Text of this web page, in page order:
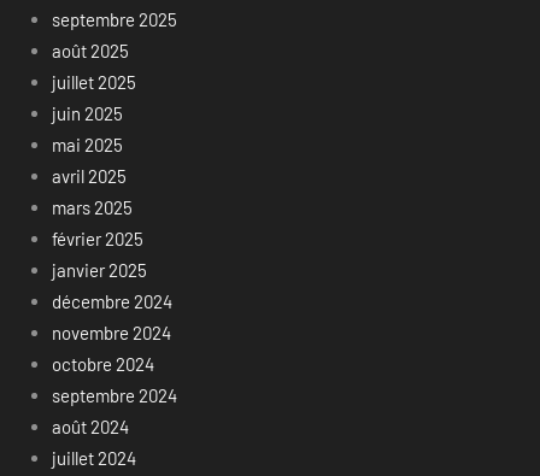
septembre 2025
août 2025
juillet 2025
juin 2025
mai 2025
avril 2025
mars 2025
février 2025
janvier 2025
décembre 2024
novembre 2024
octobre 2024
septembre 2024
août 2024
juillet 2024